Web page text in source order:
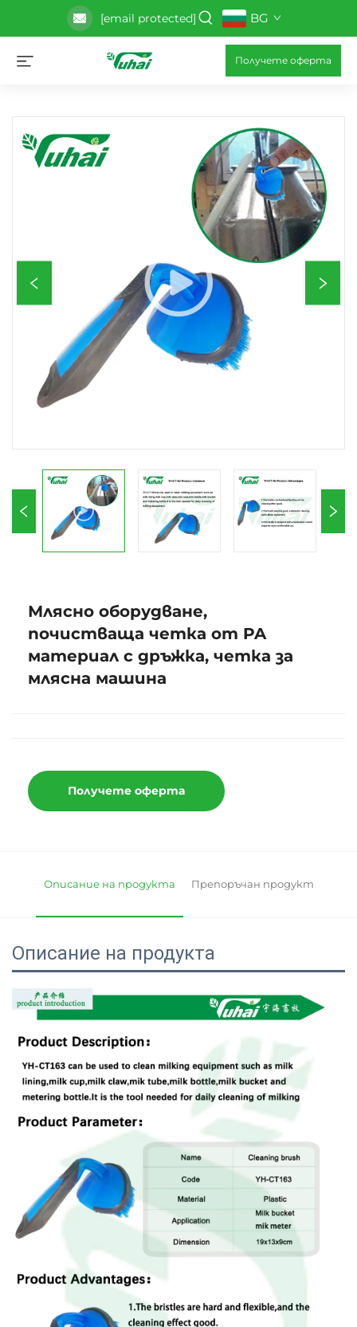
[email protected] BG
Получете оферта
Млясно оборудване,
почистваща четка от PA
материал с дръжка, четка за
млясна машина
Получете оферта
Описание на продукта Препоръчан продукт
Описание на продукта